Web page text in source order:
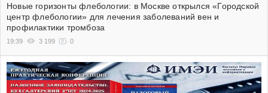
Новые горизонты флебологии: в Москве открылся «Городской
центр флебологии» для лечения заболеваний вен и
профилактики тромбоза
19:39 3 199 0